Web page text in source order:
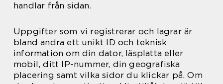
handlar från sidan.
Uppgifter som vi registrerar och lagrar är
bland andra ett unikt ID och teknisk
information om din dator, läsplatta eller
mobil, ditt IP-nummer, din geografiska
placering samt vilka sidor du klickar på. Om